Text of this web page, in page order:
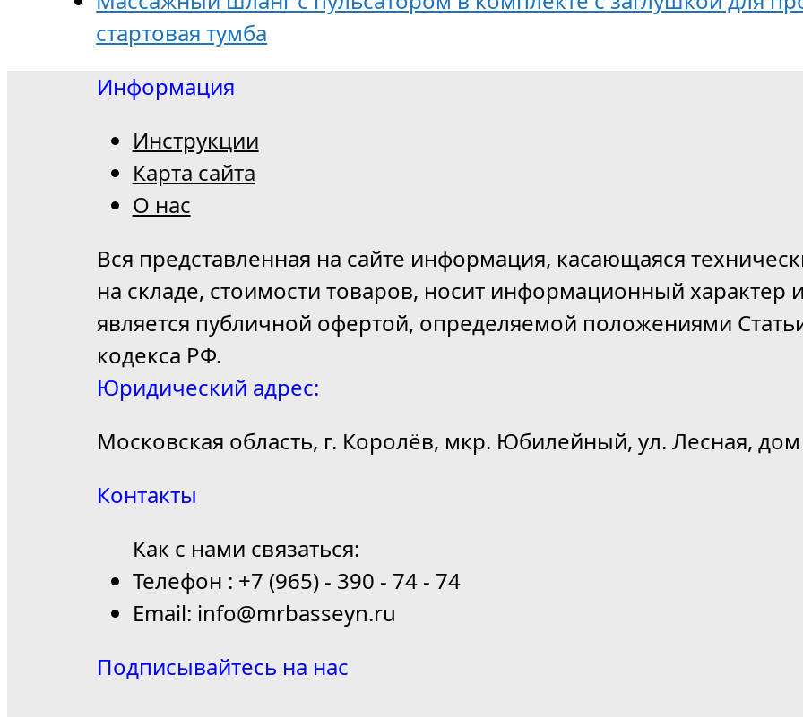
стартовая тумба
Информация
Инструкции
Карта сайта
О нас
Вся представленная на сайте информация, касающаяся
на складе, стоимости товаров, носит информационный характер
является публичной офертой, определяемой положениями
кодекса РФ.
Юридический адрес:
Московская область, г. Королёв, мкр. Юбилейный, ул. Лесная,
Контакты
Как с нами связаться:
Телефон : +7 (965) - 390 - 74 - 74
Email: info@mrbasseyn.ru
Подписывайтесь на нас